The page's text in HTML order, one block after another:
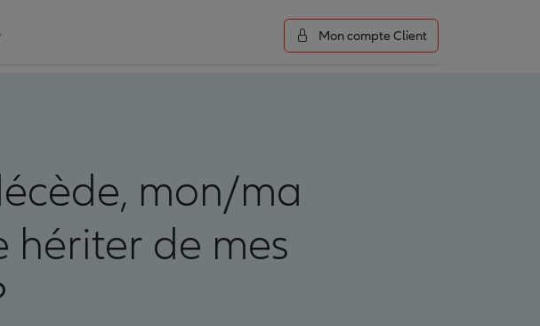
Mon compte Client
mon/ma
de mes